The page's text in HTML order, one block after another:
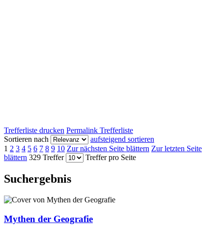
Trefferliste drucken Permalink Trefferliste
Sortieren nach
aufsteigend sortieren
1 2 3 4 5 6 7 8 9 10 Zur nächsten Seite blättern Zur letzten Seite
blättern 329 Treffer Treffer pro Seite
Suchergebnis
Mythen der Geografie